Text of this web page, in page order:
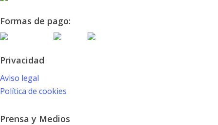
Formas de pago:
Privacidad
Aviso legal
Política de cookies
Prensa y Medios